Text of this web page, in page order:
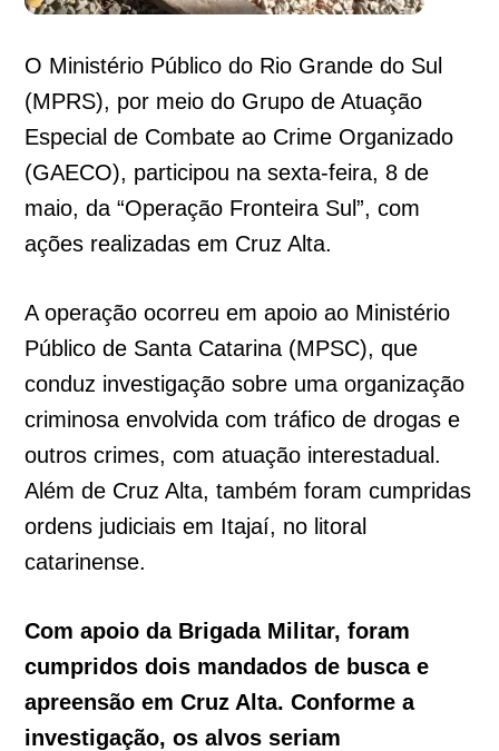
O Ministério Público do Rio Grande do Sul
(MPRS), por meio do Grupo de Atuação
Especial de Combate ao Crime Organizado
(GAECO), participou na sexta-feira, 8 de
maio, da “Operação Fronteira Sul”, com
ações realizadas em Cruz Alta.
A operação ocorreu em apoio ao Ministério
Público de Santa Catarina (MPSC), que
conduz investigação sobre uma organização
criminosa envolvida com tráfico de drogas e
outros crimes, com atuação interestadual.
Além de Cruz Alta, também foram cumpridas
ordens judiciais em Itajaí, no litoral
catarinense.
Com apoio da Brigada Militar, foram
cumpridos dois mandados de busca e
apreensão em Cruz Alta. Conforme a
investigação, os alvos seriam